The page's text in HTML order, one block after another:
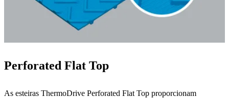
Perforated Flat Top
As esteiras ThermoDrive Perforated Flat Top proporcionam